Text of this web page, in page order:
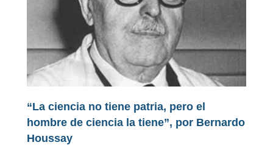
“La ciencia no tiene patria, pero el
hombre de ciencia la tiene”, por Bernardo
Houssay